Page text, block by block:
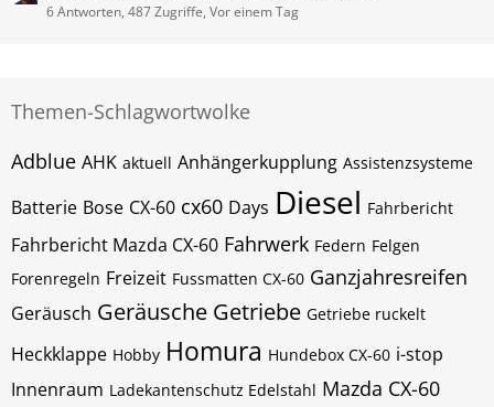
6 Antworten, 487 Zugriffe, Vor einem Tag
Themen-Schlagwortwolke
Adblue AHK aktuell Anhängerkupplung Assistenzsysteme
Batterie Bose CX-60 cx60 Days Diesel Fahrbericht
Fahrbericht Mazda CX-60 Fahrwerk Federn Felgen
Forenregeln Freizeit Fussmatten CX-60 Ganzjahresreifen
Geräusch Geräusche Getriebe Getriebe ruckelt
Heckklappe Hobby Homura Hundebox CX-60 i-stop
Innenraum Ladekantenschutz Edelstahl Mazda CX-60